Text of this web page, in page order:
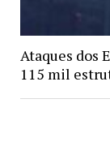
Ataques dos
115 mil